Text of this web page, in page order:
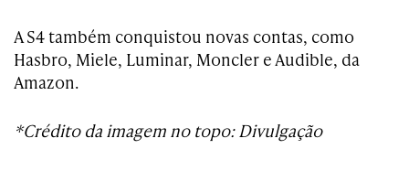
A S4 também conquistou novas contas, como
Hasbro, Miele, Luminar, Moncler e Audible, da
Amazon.
*Crédito da imagem no topo: Divulgação